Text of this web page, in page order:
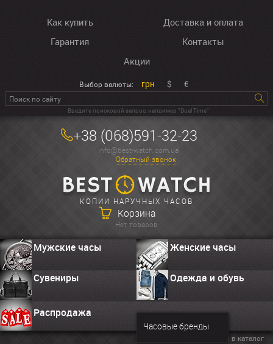
Как купить
Доставка и оплата
Гарантия
Контакты
Акции
Выбор валюты: грн $ €
Введите поисковой запрос, например “Dual Time”
+38 (068)591-32-23
info@best-watch.com.ua
Обратный звонок
КОПИИ НАРУЧНЫХ ЧАСОВ
Корзина
Нет товаров
Мужские часы Женские часы
Сувениры Одежда и обувь
Распродажа
Часовые бренды
Вернуться в каталог